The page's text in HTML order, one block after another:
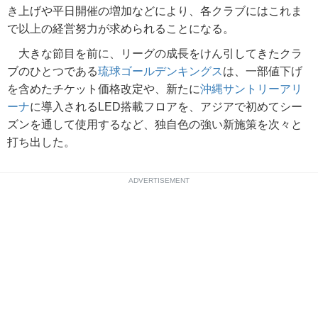
き上げや平日開催の増加などにより、各クラブにはこれま
で以上の経営努力が求められることになる。
大きな節目を前に、リーグの成長をけん引してきたクラ
ブのひとつである琉球ゴールデンキングスは、一部値下げ
を含めたチケット価格改定や、新たに沖縄サントリーアリ
ーナに導入されるLED搭載フロアを、アジアで初めてシー
ズンを通して使用するなど、独自色の強い新施策を次々と
打ち出した。
ADVERTISEMENT